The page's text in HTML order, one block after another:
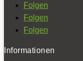
Folgen
Folgen
Folgen
Informationen